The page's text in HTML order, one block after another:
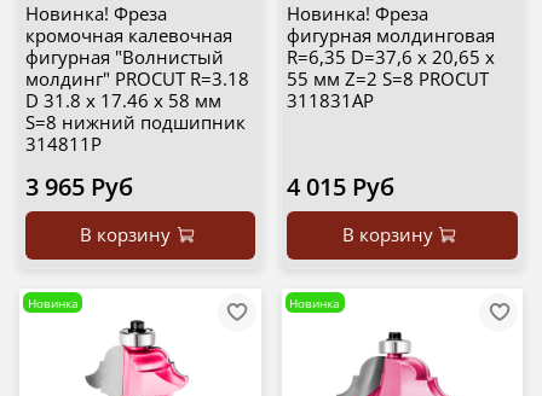
Новинка! Фреза
кромочная калевочная
фигурная "Волнистый
молдинг" PROCUT R=3.18
D 31.8 x 17.46 x 58 мм
S=8 нижний подшипник
314811P
3 965 Руб
В корзину
Новинка! Фреза
фигурная молдинговая
R=6,35 D=37,6 x 20,65 x
55 мм Z=2 S=8 PROCUT
311831AP
4 015 Руб
В корзину
Новинка Новинка